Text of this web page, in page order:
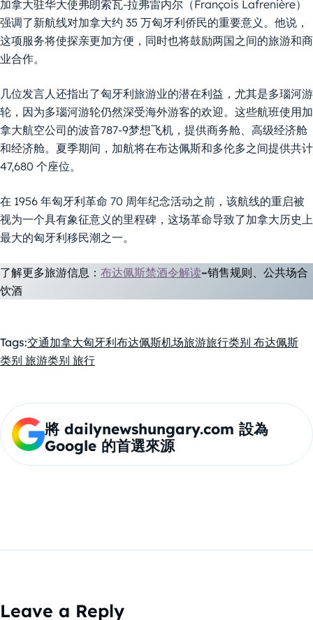
加拿大驻华大使弗朗索瓦-拉弗雷内尔（François Lafrenière）
强调了新航线对加拿大约 35 万匈牙利侨民的重要意义。他说，
这项服务将使探亲更加方便，同时也将鼓励两国之间的旅游和商
业合作。
几位发言人还指出了匈牙利旅游业的潜在利益，尤其是多瑙河游
轮，因为多瑙河游轮仍然深受海外游客的欢迎。这些航班使用加
拿大航空公司的波音787-9梦想飞机，提供商务舱、高级经济舱
和经济舱。夏季期间，加航将在布达佩斯和多伦多之间提供共计
47,680 个座位。
在 1956 年匈牙利革命 70 周年纪念活动之前，该航线的重启被
视为一个具有象征意义的里程碑，这场革命导致了加拿大历史上
最大的匈牙利移民潮之一。
了解更多旅游信息： 布达佩斯禁酒令解读–销售规则、公共场合
饮酒
Tags:交通加拿大匈牙利布达佩斯机场旅游旅行类别 布达佩斯
类别 旅游类别 旅行
將 dailynewshungary.com 設為
Google 的首選來源
Leave a Reply